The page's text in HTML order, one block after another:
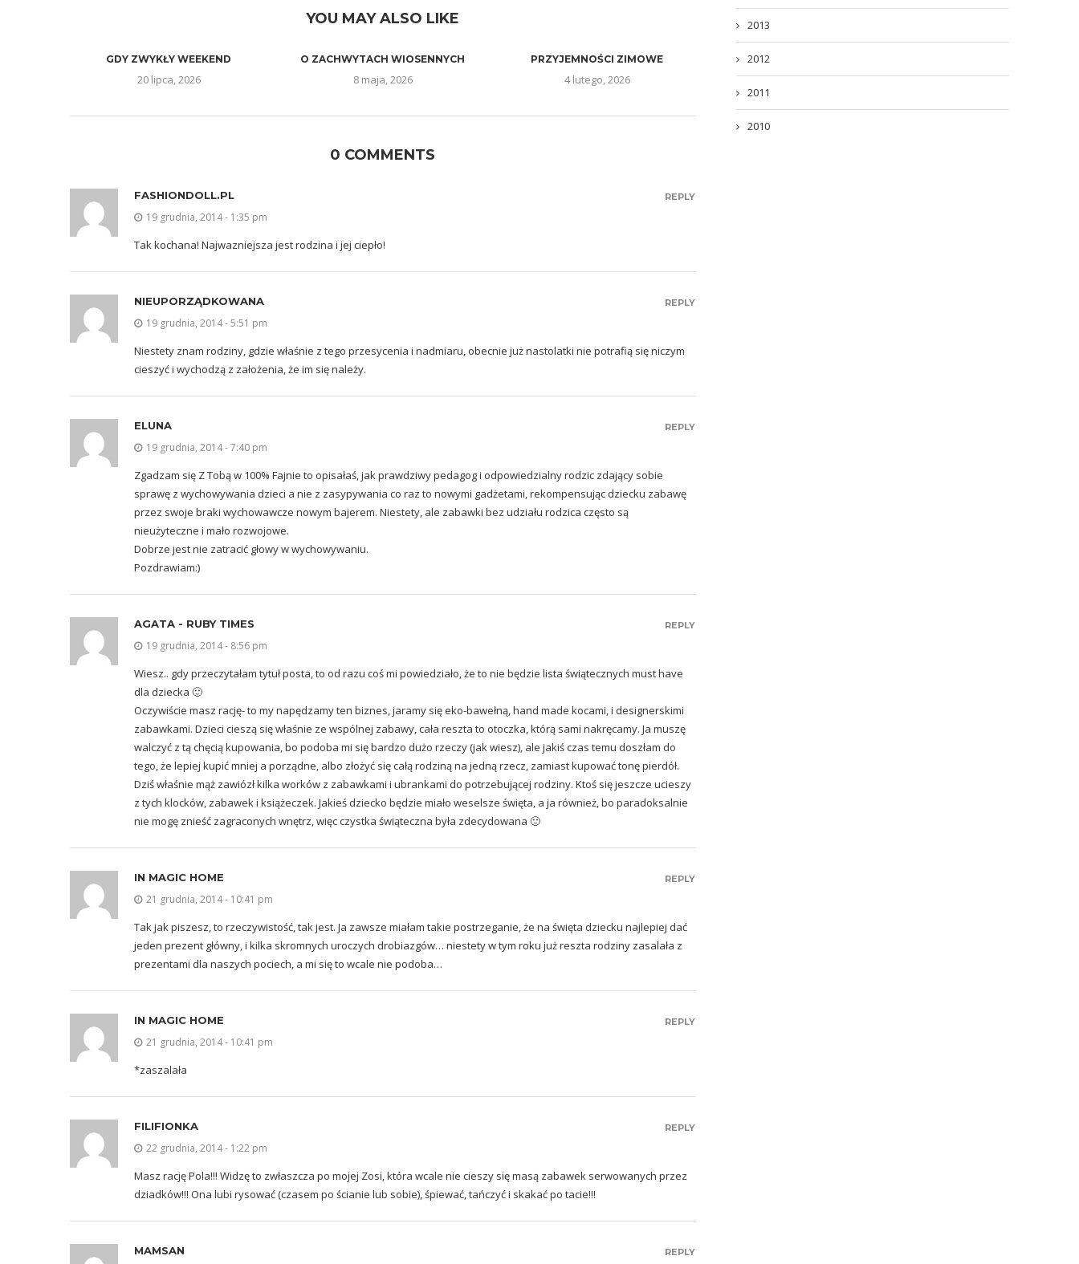
YOU MAY ALSO LIKE
GDY ZWYKŁY WEEKEND
20 lipca, 2026
O ZACHWYTACH WIOSENNYCH
8 maja, 2026
PRZYJEMNOŚCI ZIMOWE
4 lutego, 2026
0 COMMENTS
FASHIONDOLL.PL
19 grudnia, 2014 - 1:35 pm
Tak kochana! Najwazniejsza jest rodzina i jej ciepło!
REPLY
NIEUPORZĄDKOWANA
19 grudnia, 2014 - 5:51 pm
Niestety znam rodziny, gdzie właśnie z tego przesycenia i nadmiaru, obecnie już nastolatki nie potrafią się niczym
cieszyć i wychodzą z założenia, że im się należy.
REPLY
ELUNA
19 grudnia, 2014 - 7:40 pm
Zgadzam się Z Tobą w 100% Fajnie to opisałaś, jak prawdziwy pedagog i odpowiedzialny rodzic zdający sobie
sprawę z wychowywania dzieci a nie z zasypywania co raz to nowymi gadżetami, rekompensując dziecku zabawę
przez swoje braki wychowawcze nowym bajerem. Niestety, ale zabawki bez udziału rodzica często są
nieużyteczne i mało rozwojowe.
Dobrze jest nie zatracić głowy w wychowywaniu.
Pozdrawiam:)
REPLY
AGATA - RUBY TIMES
19 grudnia, 2014 - 8:56 pm
Wiesz.. gdy przeczytałam tytuł posta, to od razu coś mi powiedziało, że to nie będzie lista świątecznych must have
dla dziecka 🙂
Oczywiście masz rację- to my napędzamy ten biznes, jaramy się eko-bawełną, hand made kocami, i designerskimi
zabawkami. Dzieci cieszą się właśnie ze wspólnej zabawy, cała reszta to otoczka, którą sami nakręcamy. Ja muszę
walczyć z tą chęcią kupowania, bo podoba mi się bardzo dużo rzeczy (jak wiesz), ale jakiś czas temu doszłam do
tego, że lepiej kupić mniej a porządne, albo złożyć się całą rodziną na jedną rzecz, zamiast kupować tonę pierdół.
Dziś właśnie mąż zawiózł kilka worków z zabawkami i ubrankami do potrzebującej rodziny. Ktoś się jeszcze ucieszy
z tych klocków, zabawek i książeczek. Jakieś dziecko będzie miało weselsze święta, a ja również, bo paradoksalnie
nie mogę znieść zagraconych wnętrz, więc czystka świąteczna była zdecydowana 🙂
REPLY
IN MAGIC HOME
21 grudnia, 2014 - 10:41 pm
Tak jak piszesz, to rzeczywistość, tak jest. Ja zawsze miałam takie postrzeganie, że na święta dziecku najlepiej dać
jeden prezent główny, i kilka skromnych uroczych drobiazgów… niestety w tym roku już reszta rodziny zasalała z
prezentami dla naszych pociech, a mi się to wcale nie podoba…
REPLY
IN MAGIC HOME
21 grudnia, 2014 - 10:41 pm
*zaszalała
REPLY
FILIFIONKA
22 grudnia, 2014 - 1:22 pm
Masz rację Pola!!! Widzę to zwłaszcza po mojej Zosi, która wcale nie cieszy się masą zabawek serwowanych przez
dziadków!!! Ona lubi rysować (czasem po ścianie lub sobie), śpiewać, tańczyć i skakać po tacie!!!
REPLY
MAMSAN REPLY
2013
2012
2011
2010